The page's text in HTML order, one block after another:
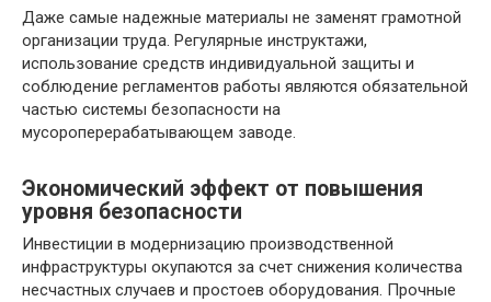
Даже самые надежные материалы не заменят грамотной
организации труда. Регулярные инструктажи,
использование средств индивидуальной защиты и
соблюдение регламентов работы являются обязательной
частью системы безопасности на
мусороперерабатывающем заводе.
Экономический эффект от повышения
уровня безопасности
Инвестиции в модернизацию производственной
инфраструктуры окупаются за счет снижения количества
несчастных случаев и простоев оборудования. Прочные